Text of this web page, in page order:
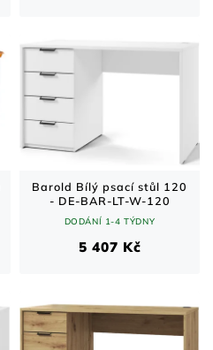
Barold Bílý psací stůl 120
- DE-BAR-LT-W-120
DODÁNÍ 1-4 TÝDNY
5 407 Kč